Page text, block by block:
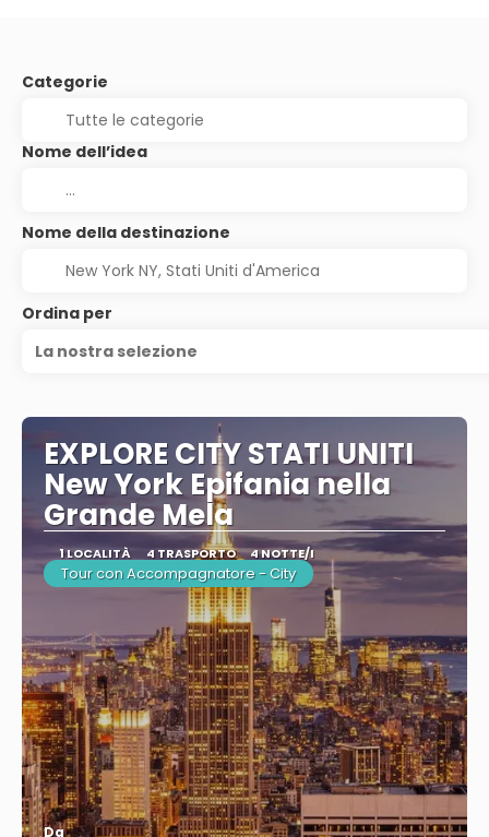
Categorie
Nome dell’idea
Nome della destinazione
Ordina per
La nostra selezione
EXPLORE CITY STATI UNITI
New York Epifania nella
Grande Mela
1 LOCALITÀ 4 TRASPORTO 4 NOTTE/I
Tour con Accompagnatore - City
Da